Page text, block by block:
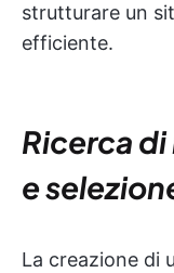
strutturare un
efficiente.
Ricerca
e
La creazione di